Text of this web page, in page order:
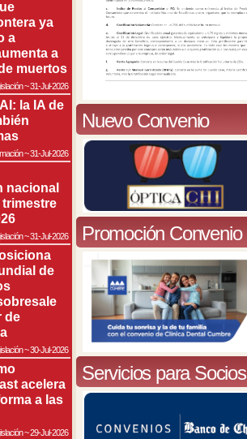
ya
a
a
muertos
~31-Jul-2026
la IA de
~31-Jul-2026
nacional
trimestre
~31-Jul-2026
de
de
~30-Jul-2026
acelera
a las
~29-Jul-2026
Nuevo Convenio
Promoción Convenio
Servicios para Socios